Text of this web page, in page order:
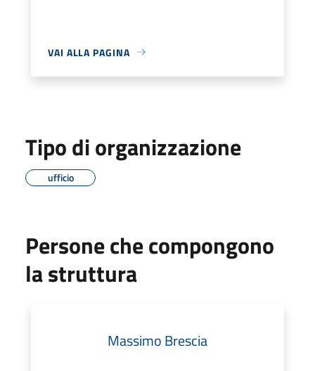
VAI ALLA PAGINA
Tipo di organizzazione
ufficio
Persone che compongono
la struttura
Massimo Brescia